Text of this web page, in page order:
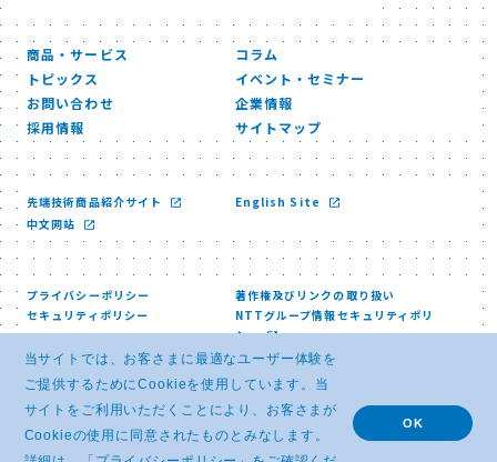
商品・サービス
コラム
トピックス
イベント・セミナー
お問い合わせ
企業情報
採用情報
サイトマップ
先端技術商品紹介サイト
English Site
中文网站
プライバシーポリシー
著作権及びリンクの取り扱い
セキュリティポリシー
NTTグループ情報セキュリティポリ
シー
© NTT ADVANCED TECHNOLOGY CORPORATION
当サイトでは、お客さまに最適なユーザー体験を
ご提供するためにCookieを使用しています。当
サイトをご利用いただくことにより、お客さまが
Cookieの使用に同意されたものとみなします。
OK